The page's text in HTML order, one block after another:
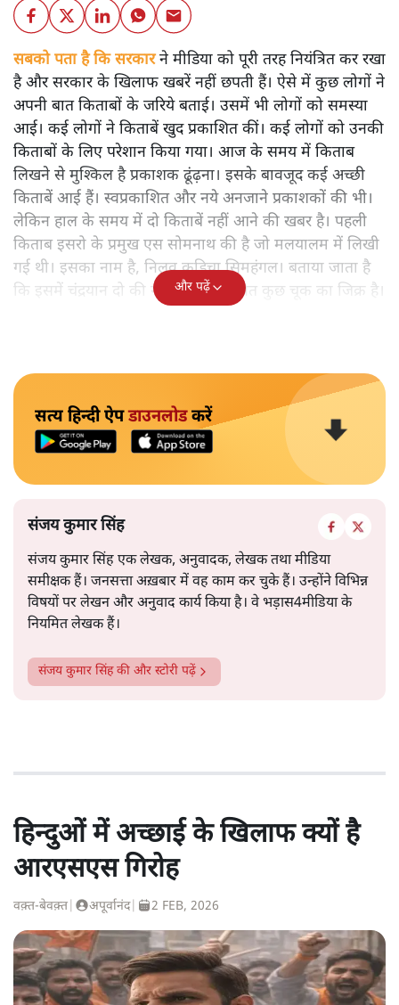
सबको पता है कि सरकारने मीडिया को पूरी तरह नियंत्रित कर रखा
है और सरकार के खिलाफ खबरें नहीं छपती हैं। ऐसे में कुछ लोगों ने
अपनी बात किताबों के जरिये बताई। उसमें भी लोगों को समस्या
आई। कई लोगों ने किताबें खुद प्रकाशित कीं। कई लोगों को उनकी
किताबों के लिए परेशान किया गया। आज के समय में किताब
लिखने से मुश्किल है प्रकाशक ढूंढ़ना। इसके बावजूद कई अच्छी
किताबें आई हैं। स्वप्रकाशित और नये अनजाने प्रकाशकों की भी।
लेकिन हाल के समय में दो किताबें नहीं आने की खबर है। पहली
किताब इसरो के प्रमुख एस सोमनाथ की है जो मलयालम में लिखी
गई थी। इसका नाम है, निलवु कुडिचा सिमहंगल। बताया जाता है
कि इसमें चंद्रयान दो की नाकामी से संबंधित कुछ चूक का जिक्र है।
और पढ़ें
सत्य हिन्दी ऐपडाउनलोडकरें
संजय कुमार सिंह
संजय कुमार सिंह एक लेखक, अनुवादक, लेखक तथा मीडिया
समीक्षक हैं। जनसत्ता अख़बार में वह काम कर चुके हैं। उन्होंने विभिन्न
विषयों पर लेखन और अनुवाद कार्य किया है। वे भड़ास4मीडिया के
नियमित लेखक हैं।
संजय कुमार सिंहकी और स्टोरी पढ़ें
हिन्दुओं में अच्छाई के खिलाफ क्यों है
आरएसएस गिरोह
वक़्त-बेवक़्त अपूर्वानंद| 2 FEB, 2026